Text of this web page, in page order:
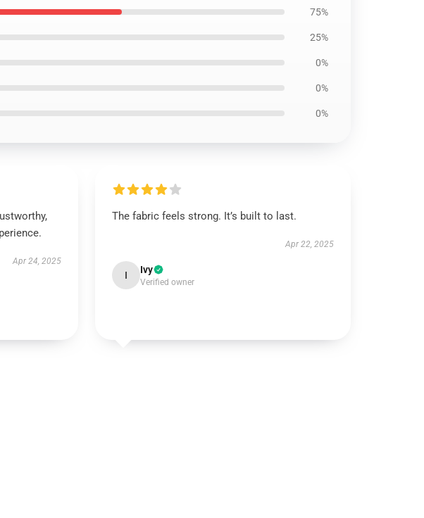
75%
25%
0%
0%
0%
Apr 24, 2025
The fabric feels strong. It’s built to last.
Apr 22, 2025
I Ivy
Verified owner